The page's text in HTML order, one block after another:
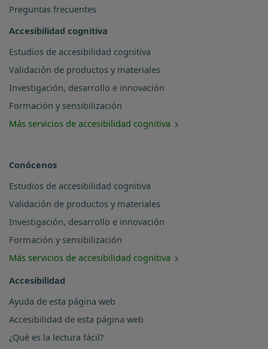
Preguntas frecuentes
Accesibilidad cognitiva
Estudios de accesibilidad cognitiva
Validación de productos y materiales
Investigación, desarrollo e innovación
Formación y sensibilización
Más servicios de accesibilidad cognitiva
Conócenos
Estudios de accesibilidad cognitiva
Validación de productos y materiales
Investigación, desarrollo e innovación
Formación y sensibilización
Más servicios de accesibilidad cognitiva
Accesibilidad
Ayuda de esta página web
Accesibilidad de esta página web
¿Qué es la lectura fácil?